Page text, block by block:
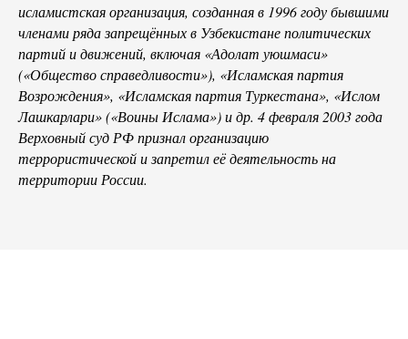
исламистская организация, созданная в 1996 году бывшими
членами ряда запрещённых в Узбекистане политических
партий и движений, включая «Адолат уюшмаси»
(«Общество справедливости»), «Исламская партия
Возрождения», «Исламская партия Туркестана», «Ислом
Лашкарлари» («Воины Ислама») и др. 4 февраля 2003 года
Верховный суд РФ признал организацию
террористической и запретил её деятельность на
территории России.